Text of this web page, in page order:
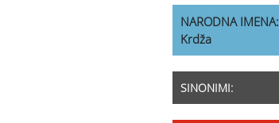
NARODNA IMENA:
Krdža
SINONIMI: